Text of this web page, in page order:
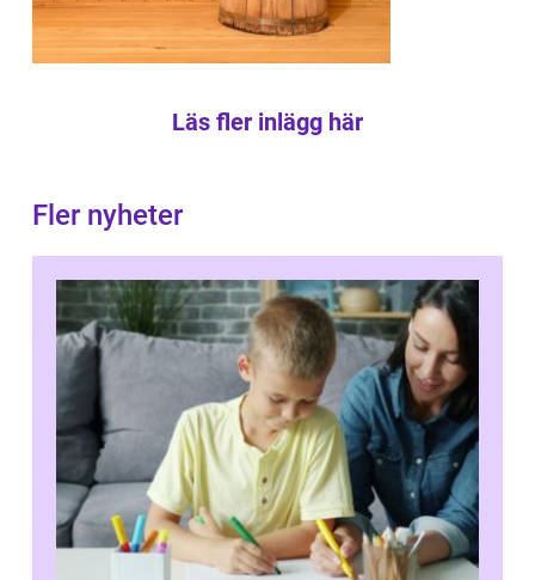
Läs fler inlägg här
Fler nyheter